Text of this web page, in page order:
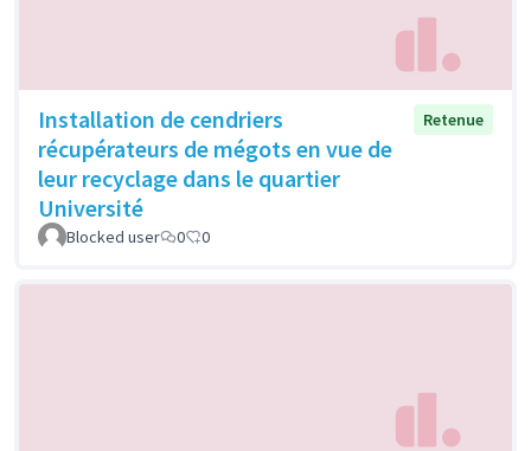
Installation de cendriers
récupérateurs de mégots en vue de
leur recyclage dans le quartier
Université
Retenue
Blocked user 0 0